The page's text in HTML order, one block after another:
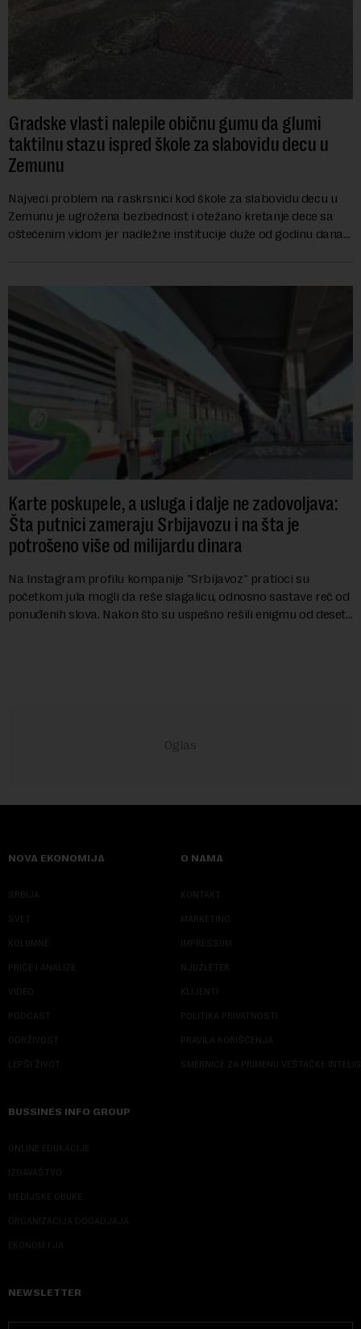
Gradske vlasti nalepile običnu gumu da glumi
taktilnu stazu ispred škole za slabovidu decu u
Zemunu
Najveći problem na raskrsnici kod škole za slabovidu decu u
Zemunu je ugrožena bezbednost i otežano kretanje dece sa
oštećenim vidom jer nadležne institucije duže od godinu dana
Karte poskupele, a usluga i dalje ne zadovoljava:
Šta putnici zameraju Srbijavozu i na šta je
potrošeno više od milijardu dinara
Na Instagram profilu kompanije "Srbijavoz" pratioci su
početkom jula mogli da reše slagalicu, odnosno sastave reč od
ponuđenih slova. Nakon što su uspešno rešili enigmu od deset
NOVA EKONOMIJA
SRBIJA
SVET
KOLUMNE
PRIČE I ANALIZE
VIDEO
PODCAST
ODRŽIVOST
LEPŠI ŽIVOT
O NAMA
KONTAKT
MARKETING
IMPRESSUM
NJUZLETER
KLIJENTI
POLITIKA PRIVATNOSTI
PRAVILA KORIŠĆENJA
SMERNICE ZA PRIMENU VEŠTAČKE
BUSSINES INFO GROUP
ONLINE EDUKACIJE
IZDAVAŠTVO
MEDIJSKE OBUKE
ORGANIZACIJA DOGADJAJA
EKONOM I JA
NEWSLETTER